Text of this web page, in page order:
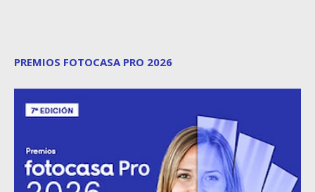
PREMIOS FOTOCASA PRO 2026